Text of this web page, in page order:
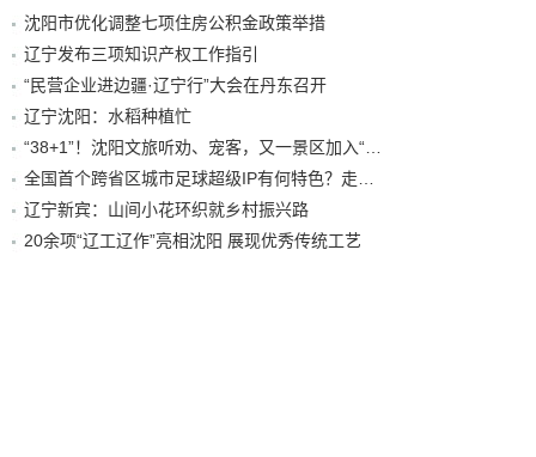
沈阳市优化调整七项住房公积金政策举措
辽宁发布三项知识产权工作指引
“民营企业进边疆·辽宁行”大会在丹东召开
辽宁沈阳：水稻种植忙
辽宁新宾：山间小花环织就乡村振兴路
20余项“辽工辽作”亮相沈阳 展现优秀传统工艺